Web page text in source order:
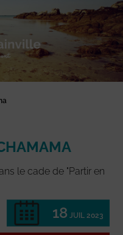
le cade de "Partir en
18 JUIL 2023